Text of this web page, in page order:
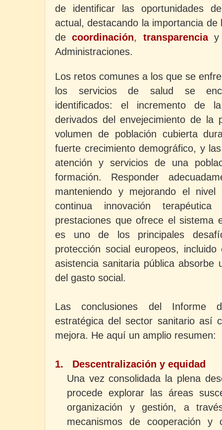
de identificar las oportunidades
actual, destacando la importancia
decoordinación, transparencia
Administraciones.
Los retos comunes a los que se
los servicios de salud se
identificados: el incremento de
derivados del envejecimiento de la
volumen de población cubierta
fuerte crecimiento demográfico, y
atención y servicios de una
formación. Responder
manteniendo y mejorando el
continua innovación
prestaciones que ofrece el sistema
es uno de los principales
protección social europeos,
asistencia sanitaria pública absorbe
del gasto social.
Las conclusiones del Informe
estratégica del sector sanitario así
mejora. He aquí un amplio resumen:
1.
Descentralización y equidad
Una vez consolidada la plena
procede explorar las áreas
organización y gestión, a
mecanismos de cooperación y